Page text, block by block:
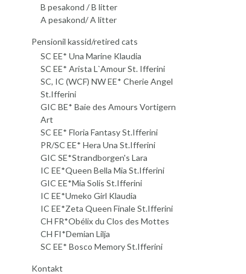
B pesakond / B litter
A pesakond/ A litter
Pensionil kassid/retired cats
SC EE* Una Marine Klaudia
SC EE* Arista L`Amour St. Ifferini
SC, IC (WCF) NW EE* Cherie Angel
St.Ifferini
GIC BE* Baie des Amours Vortigern
Art
SC EE* Floria Fantasy St.Ifferini
PR/SC EE* Hera Una St.Ifferini
GIC SE*Strandborgen's Lara
IC EE*Queen Bella Mia St.Ifferini
GIC EE*Mia Solis St.Ifferini
IC EE*Umeko Girl Klaudia
IC EE*Zeta Queen Finale St.Ifferini
CH FR*Obélix du Clos des Mottes
CH FI*Demian Lilja
SC EE* Bosco Memory St.Ifferini
Kontakt